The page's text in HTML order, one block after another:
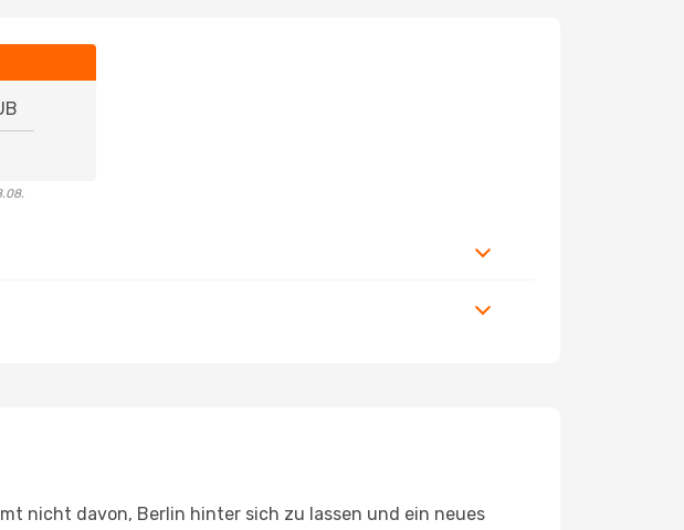
nicht davon, Berlin hinter sich zu lassen und ein neues